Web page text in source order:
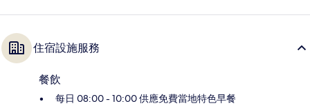
住宿設施服務
餐飲
每日 08:00 - 10:00 供應免費當地特色早餐